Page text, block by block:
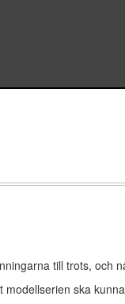
till trots, och
ska